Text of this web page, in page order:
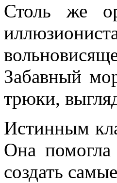
Столь же
Забавный
трюки,
Истинным
Она
создать